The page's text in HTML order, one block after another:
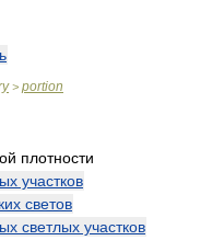
> portion
плотности
участков
светов
светлых участков